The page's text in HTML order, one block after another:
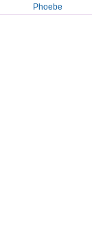
Phoebe